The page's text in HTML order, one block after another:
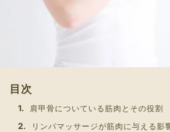
目次
肩甲骨についている筋肉とその役割
リンパマッサージが筋肉に与える影